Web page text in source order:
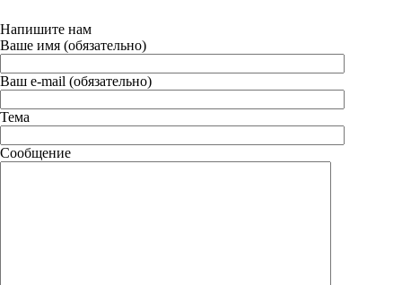
Напишите нам
Ваше имя (обязательно)
Ваш e-mail (обязательно)
Тема
Сообщение